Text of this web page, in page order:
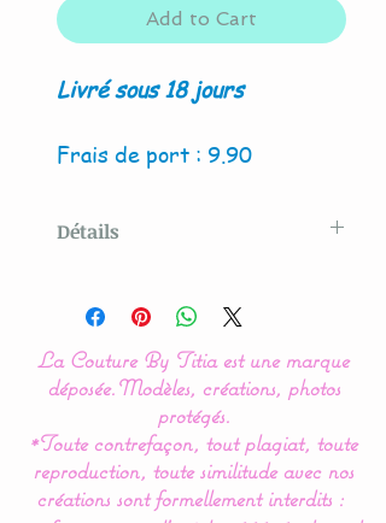
Add to Cart
Livré sous 18 jours
Frais de port : 9.90
Détails
Couture By Titia
Ce tour de Lit est composé
de 5 coussins en forme de
nuages pour une déco de
chambre tout en douceur.
La Couture By Titia est une marque
déposée.Modèles, créations, photos
protégés.
*Toute contrefaçon, tout plagiat, toute
reproduction, toute similitude avec nos
créations sont formellement interdits :